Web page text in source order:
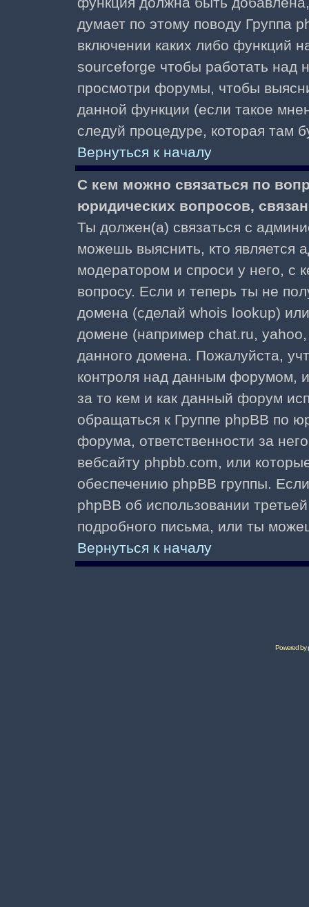
думает по этому поводу Группа
включении каких либо функций
sourceforge чтобы работать над
просмотри форумы, чтобы
данной функции (если такое
следуй процедуре, которая там
Вернуться к началу
С кем можно связаться по
юридических вопросов,
Ты должен(а) связаться с
можешь выяснить, кто является
модератором и спроси у него, с
вопросу. Если и теперь ты не
домена (сделай whois lookup)
домене (например chat.ru,
данного домена. Пожалуйста,
контроля над данным форумом,
за то кем и как данный форум
обращаться к Группе phpBB по
форума, ответственности за
вебсайту phpbb.com, или
обеспечению phpBB группы.
phpBB об использовании
подробного письма, или ты
Вернуться к началу
Powered by